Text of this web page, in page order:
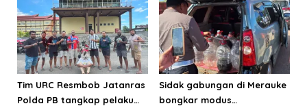
Tim URC Resmbob Jatanras
Polda PB tangkap pelaku
Sidak gabungan di Merauke
bongkar modus